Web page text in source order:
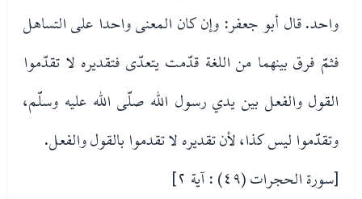
واحد. قال أبو جعفر: وإن كان المعنى واحدا على التساهل
فثمّ فرق بينهما من اللغة قدّمت يتعدّى فتقديره لا تقدّموا
القول والفعل بين يدي رسول الله صلّى الله عليه وسلّم،
وتقدّموا ليس كذا، لأن تقديره لا تقدموا بالقول والفعل.
[سورة الحجرات (٤٩) : آية ٢]